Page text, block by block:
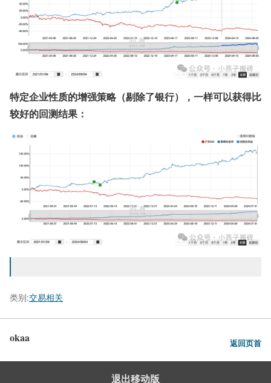
特定企业性质的增强策略（剔除了银行），一样可以获得比
较好的回测结果：
类别:交易相关
okaa 返回页首
退出移动版